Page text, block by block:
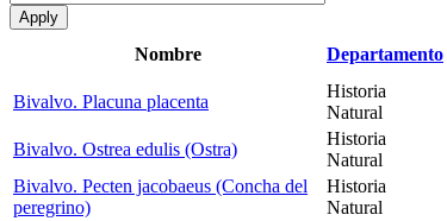
Nombre Departamento
Bivalvo. Placuna placenta
Historia
Natural
Bivalvo. Ostrea edulis (Ostra)
Historia
Natural
Bivalvo. Pecten jacobaeus (Concha del
peregrino)
Historia
Natural